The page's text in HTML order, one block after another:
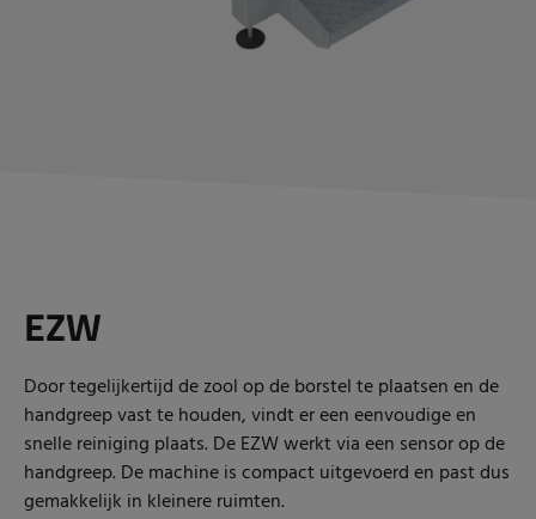
EZW
Door tegelijkertijd de zool op de borstel te plaatsen en de
handgreep vast te houden, vindt er een eenvoudige en
snelle reiniging plaats. De EZW werkt via een sensor op de
handgreep. De machine is compact uitgevoerd en past dus
gemakkelijk in kleinere ruimten.